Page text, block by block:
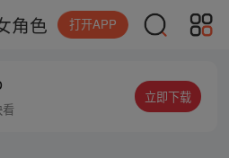
角色 打开APP
立即下载